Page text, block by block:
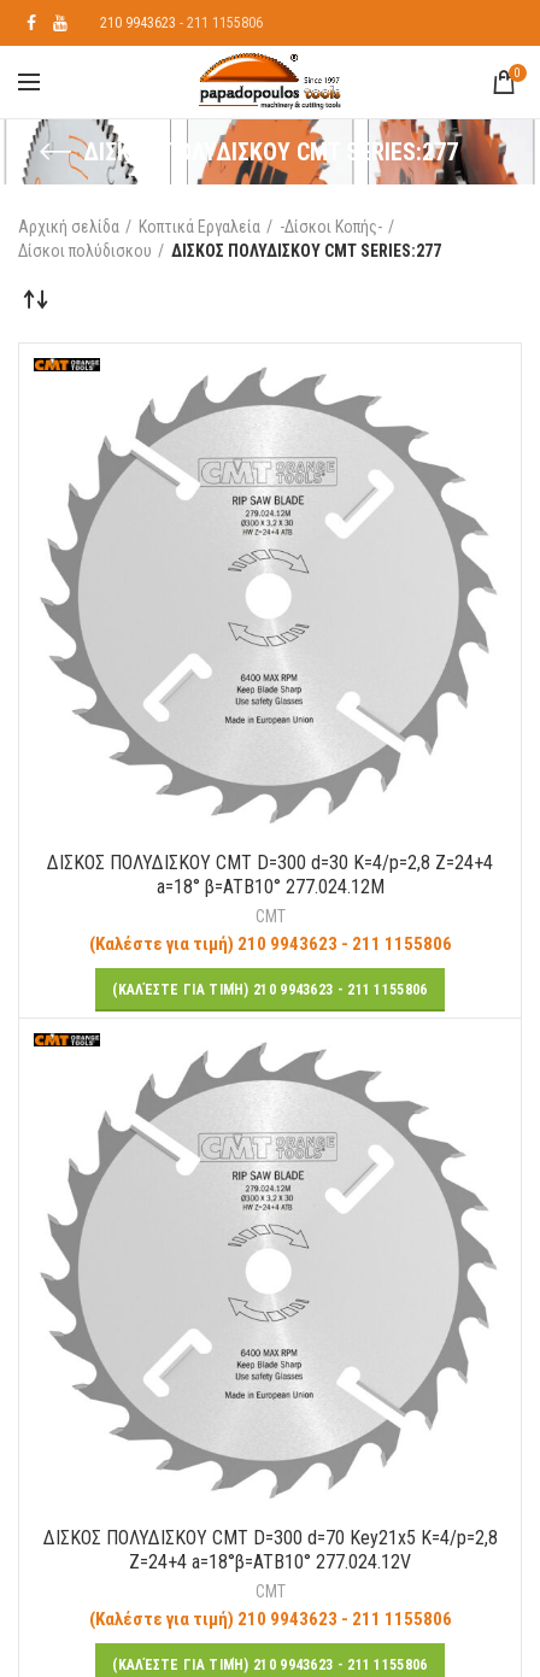
210 9943623 - 211 1155806
0
ΔΙΣΚΟΣ ΠΟΛΥΔΙΣΚΟΥ CMT SERIES:277
Αρχική σελίδα Κοπτικά Εργαλεία
-Δίσκοι Κοπής-
Δίσκοι πολύδισκου
ΔΙΣΚΟΣ ΠΟΛΥΔΙΣΚΟΥ CMT SERIES:277
ΔΙΣΚΟΣ ΠΟΛΥΔΙΣΚΟΥ CMT D=300 d=30 K=4/p=2,8 Ζ=24+4
a=18° β=ATB10° 277.024.12M
CMT
(Καλέστε για τιμή) 210 9943623 - 211 1155806
(ΚΑΛΈΣΤΕ ΓΙΑ ΤΙΜΉ) 210 9943623 - 211 1155806
ΔΙΣΚΟΣ ΠΟΛΥΔΙΣΚΟΥ CMT D=300 d=70 Key21x5 K=4/p=2,8
Ζ=24+4 a=18°β=ATB10° 277.024.12V
CMT
(Καλέστε για τιμή) 210 9943623 - 211 1155806
(ΚΑΛΈΣΤΕ ΓΙΑ ΤΙΜΉ) 210 9943623 - 211 1155806